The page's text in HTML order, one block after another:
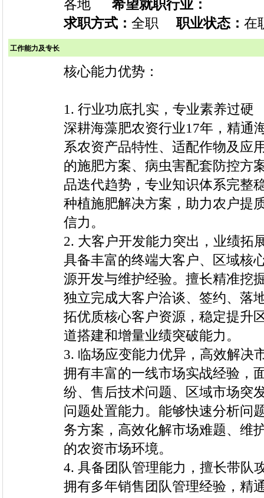
各地 希望就职行业：
求职方式： 全职职业状态： 在
工作能力及专长
核心能力优势：
1. 行业功底扎实，专业素养过硬
深耕海藻肥农资行业17年，精通
系农资产品特性、适配作物及应
的施肥方案、病虫害配套防控方
品迭代趋势，专业知识体系完整
种植施肥解决方案，助力农户提
信力。
2. 大客户开发能力突出，业绩拓
具备丰富的终端大客户、区域核
源开发与维护经验。擅长精准挖
独立完成大客户洽谈、签约、落
拓优质核心客户资源，稳定提升
道搭建和增量业绩突破能力。
3. 临场应变能力优异，高效解决
拥有丰富的一线市场实战经验，
纷、售后技术问题、区域市场突
问题处置能力。能够快速分析问
务方案，高效化解市场难题、维
的农资市场环境。
4. 具备团队管理能力，擅长带队
拥有多年销售团队管理经验，精